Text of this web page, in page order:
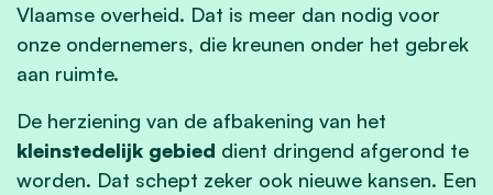
Vlaamse overheid. Dat is meer dan nodig voor
onze ondernemers, die kreunen onder het gebrek
aan ruimte.
De herziening van de afbakening van het
kleinstedelijk gebied dient dringend afgerond te
worden. Dat schept zeker ook nieuwe kansen. Een